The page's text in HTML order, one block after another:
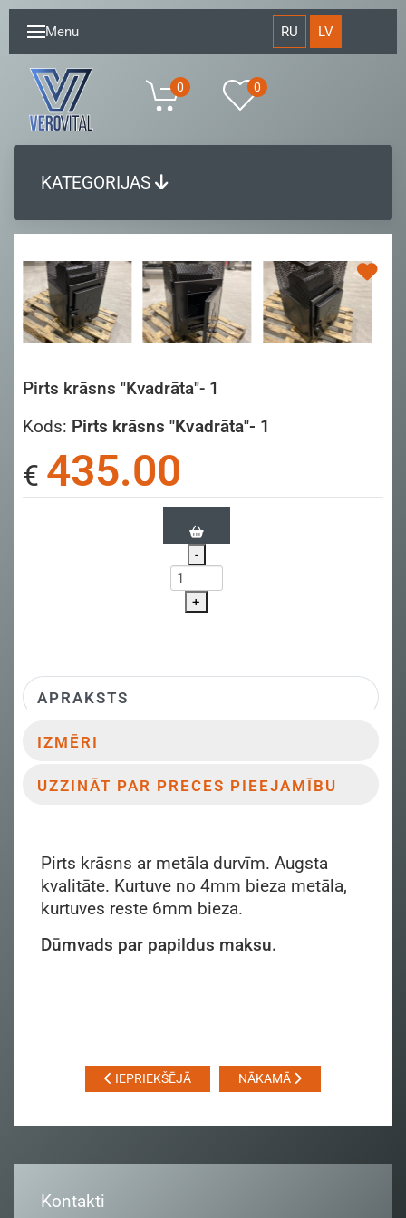
Menu RU LV
0 0
KATEGORIJAS
Pirts krāsns "Kvadrāta"- 1
Kods: Pirts krāsns "Kvadrāta"- 1
€ 435.00
-
+
APRAKSTS
IZMĒRI
UZZINĀT PAR PRECES PIEEJAMĪBU
Pirts krāsns ar metāla durvīm. Augsta
kvalitāte. Kurtuve no 4mm bieza metāla,
kurtuves reste 6mm bieza.
Dūmvads par papildus maksu.
IEPRIEKŠĒJĀ NĀKAMĀ
Kontakti